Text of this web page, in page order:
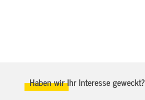
Haben wir Ihr Interesse geweckt?